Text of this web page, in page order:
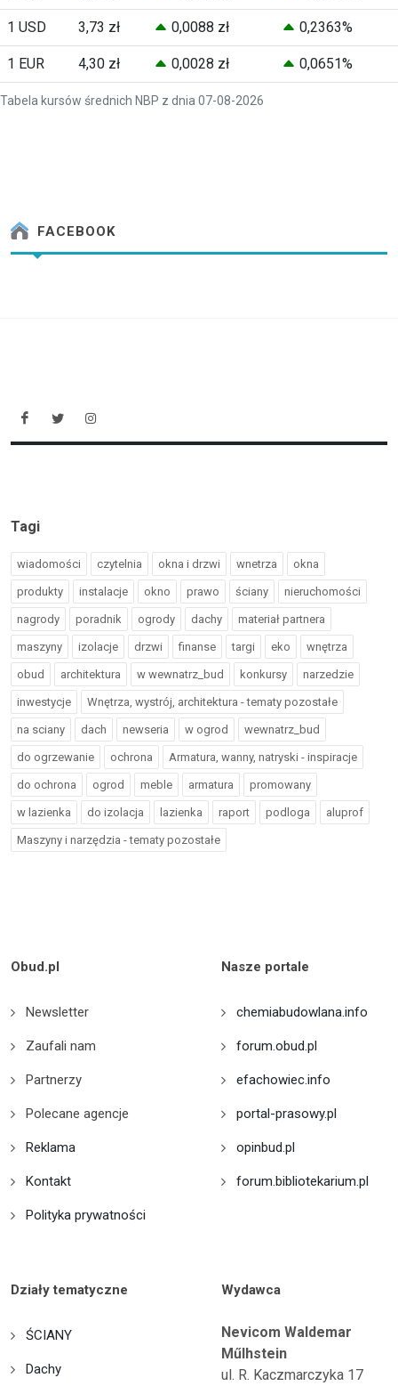
Tabela kursów średnich NBP z dnia 07-08-2026
1 USD 3,73 zł 0,0088 zł 0,2363%
1 EUR 4,30 zł 0,0028 zł 0,0651%
FACEBOOK
Tagi
wiadomości czytelnia okna i drzwi wnetrza okna
produkty instalacje okno prawo ściany nieruchomości
nagrody poradnik ogrody dachy materiał partnera
maszyny izolacje drzwi finanse targi eko wnętrza
obud architektura w wewnatrz_bud konkursy narzedzie
inwestycje Wnętrza, wystrój, architektura - tematy pozostałe
na sciany dach newseria w ogrod wewnatrz_bud
do ogrzewanie ochrona Armatura, wanny, natryski - inspiracje
do ochrona ogrod meble armatura promowany
w lazienka do izolacja lazienka raport podloga aluprof
Maszyny i narzędzia - tematy pozostałe
Obud.pl
Newsletter
Zaufali nam
Partnerzy
Polecane agencje
Reklama
Kontakt
Polityka prywatności
Nasze portale
chemiabudowlana.info
forum.obud.pl
efachowiec.info
portal-prasowy.pl
opinbud.pl
forum.bibliotekarium.pl
Działy tematyczne
ŚCIANY
Dachy
Wydawca
Nevicom Waldemar
Műlhstein
ul. R. Kaczmarczyka 17